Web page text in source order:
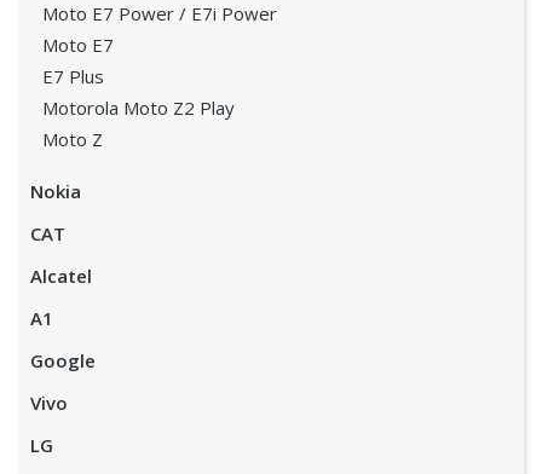
Moto E7 Power / E7i Power
Moto E7
E7 Plus
Motorola Moto Z2 Play
Moto Z
Nokia
CAT
Alcatel
A1
Google
Vivo
LG